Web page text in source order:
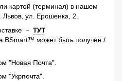
картой (терминал) в нашем
Львов, ул. Ерошенка, 2.
– ТУТ
BSmart™ может быть получен /
"Новая Почта".
"Укрпочта".